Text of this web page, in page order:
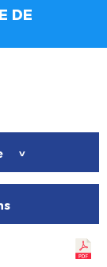
DE
>